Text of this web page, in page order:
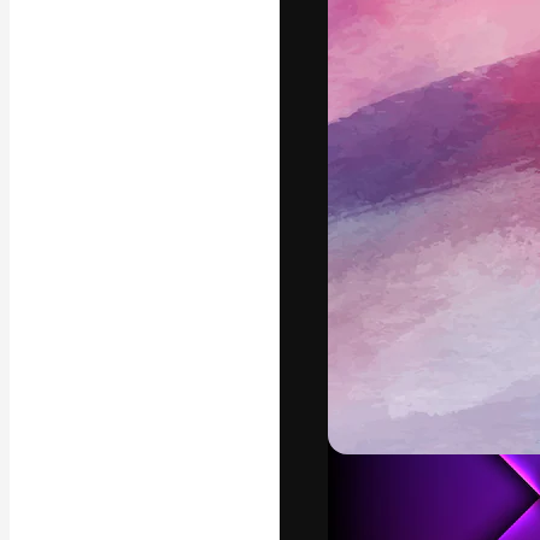
La
migliori lavori.
creativi,
Italiano
Copyright © 2010-